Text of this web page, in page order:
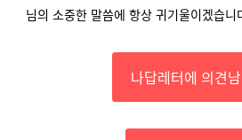
님의 소중한 말씀에 항상 귀기울이겠습니
나답레터에 의견